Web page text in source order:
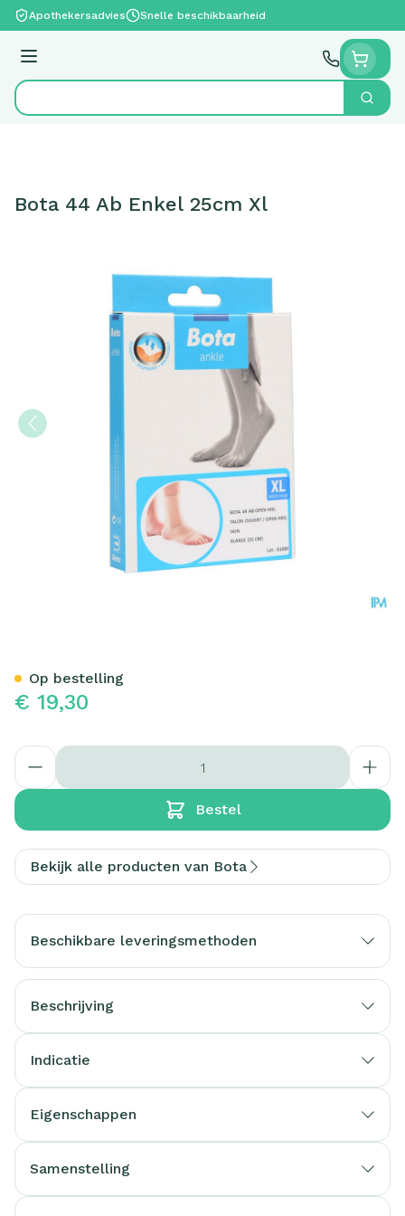
Ga naar de inhoud
Apothekersadvies Snelle beschikbaarheid
Menu
Product, merk, categorie... Zoek
Bota 44 Ab Enkel 25cm Xl
€ 19,30
Aantal
Bestel
Op bestelling
Bekijk alle producten van Bota
Beschikbare leveringsmethoden
Beschrijving
Indicatie
Eigenschappen
Samenstelling